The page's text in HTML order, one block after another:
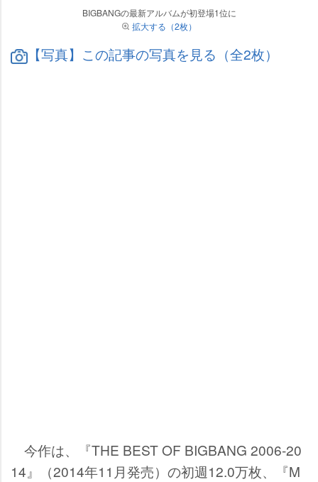
BIGBANGの最新アルバムが初登場1位に
拡大する（2枚）
【写真】この記事の写真を見る（全2枚）
今作は、『THE BEST OF BIGBANG 2006-20
14』（2014年11月発売）の初週12.0万枚、『M